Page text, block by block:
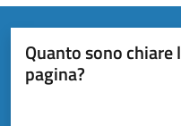
Quanto sono
pagina?